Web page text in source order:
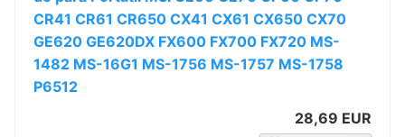
CR41 CR61 CR650 CX41 CX61 CX650 CX70
GE620 GE620DX FX600 FX700 FX720 MS-
1482 MS-16G1 MS-1756 MS-1757 MS-1758
P6512
28,69 EUR